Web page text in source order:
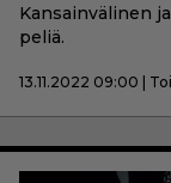
Kansainvälinen
peliä.
13.11.2022 09:00 |